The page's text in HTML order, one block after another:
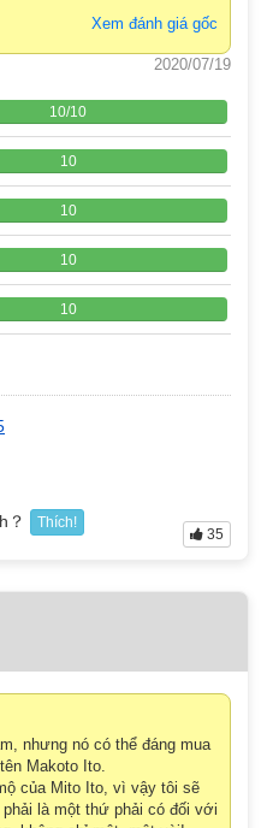
Xem đánh giá gốc
2020/07/19
10/10
10
10
10
10
？ Thích!
35
nhưng nó có thể đáng mua
Makoto Ito.
của Mito Ito, vì vậy tôi sẽ
là một thứ phải có đối với